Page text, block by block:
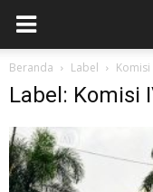
Beranda Label Komisi
Label: Komisi